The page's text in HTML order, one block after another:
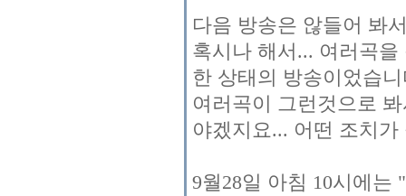
다음 방송은 않들어 봐
혹시나 해서... 여러곡
한 상태의 방송이었습
여러곡이 그런것으로
야겠지요... 어떤 조치
9월28일 아침 10시에는